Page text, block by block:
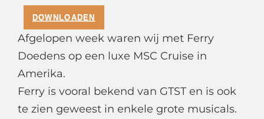
DOWNLOADEN
Afgelopen week waren wij met Ferry
Doedens op een luxe MSC Cruise in
Amerika.
Ferry is vooral bekend van GTST en is ook
te zien geweest in enkele grote musicals.